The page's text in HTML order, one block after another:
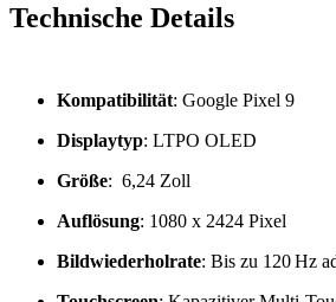
Technische Details
Kompatibilität: Google Pixel 9
Displaytyp: LTPO OLED
Größe: 6,24 Zoll
Auflösung: 1080 x 2424 Pixel
Bildwiederholrate: Bis zu 120 Hz